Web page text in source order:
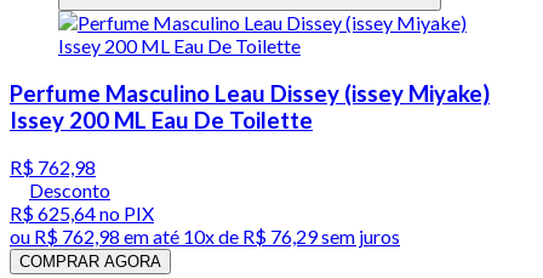
Perfume Masculino Leau Dissey (issey Miyake)
Issey 200 ML Eau De Toilette
R$ 762,98
Desconto
R$ 625,64no PIX
ou R$ 762,98 em até 10x de R$ 76,29 sem juros
COMPRAR AGORA